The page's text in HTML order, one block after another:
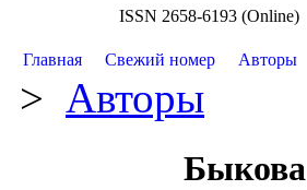
ISSN 2658-6193 (Online)
Главная Свежий номер Авторы
> Авторы